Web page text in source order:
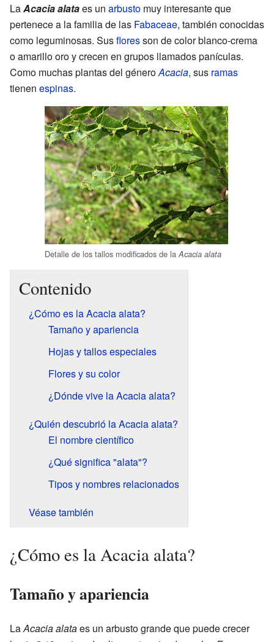
LaAcacia alataes un arbusto muy interesante que
pertenece a la familia de las Fabaceae, también conocidas
como leguminosas. Susfloresson de color blanco-crema
o amarillo oro y crecen en grupos llamados panículas.
Como muchas plantas del géneroAcacia, sus ramas
tienen espinas.
Detalle de los tallos modificados de laAcacia alata
Contenido
¿Cómo es la Acacia alata?
Tamaño y apariencia
Hojas y tallos especiales
Flores y su color
¿Dónde vive la Acacia alata?
¿Quién descubrió la Acacia alata?
El nombre científico
¿Qué significa "alata"?
Tipos y nombres relacionados
Véase también
¿Cómo es la Acacia alata?
Tamaño y apariencia
LaAcacia alataes un arbusto grande que puede crecer